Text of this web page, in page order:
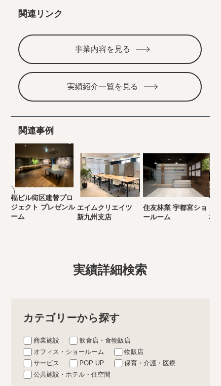
関連リンク
事業内容を見る
実績紹介一覧を見る
関連事例
福ビル街区建替プロ
ジェクト プレゼンル
ーム
エイムクリエイツ
新九州支店
住友林業 宇都宮ショ
ールーム
林
実績詳細検索
カテゴリーから探す
商業施設
飲食店・食物販店
オフィス・ショールーム
物販店
サービス
POP UP
保育・介護・医療
公共施設・ホテル・住空間